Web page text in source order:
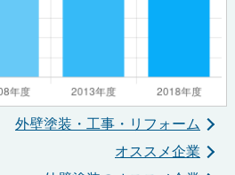
外壁塗装・工事・リフォーム
オススメ企業